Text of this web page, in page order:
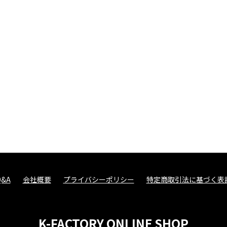
会社概要 プライバシーポリシー 特定商取引法に基づく表
K-FACTORY ONLINE SHOP